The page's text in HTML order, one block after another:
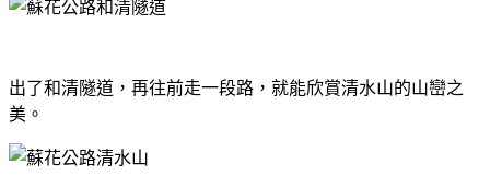
出了和清隧道，再往前走一段路，就能欣賞清水山的山巒之
美。